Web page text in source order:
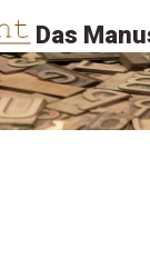
Das